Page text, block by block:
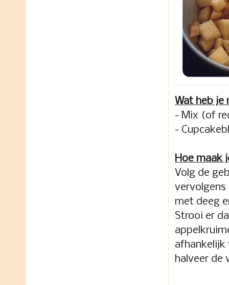
Wat heb je
- Mix (of
-
Hoe maak
Volg de
vervolgens
met deeg
Strooi er
halveer de